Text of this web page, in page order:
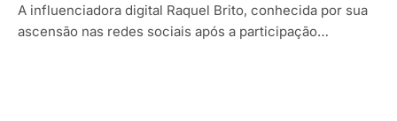
A influenciadora digital Raquel Brito, conhecida por sua
ascensão nas redes sociais após a participação…